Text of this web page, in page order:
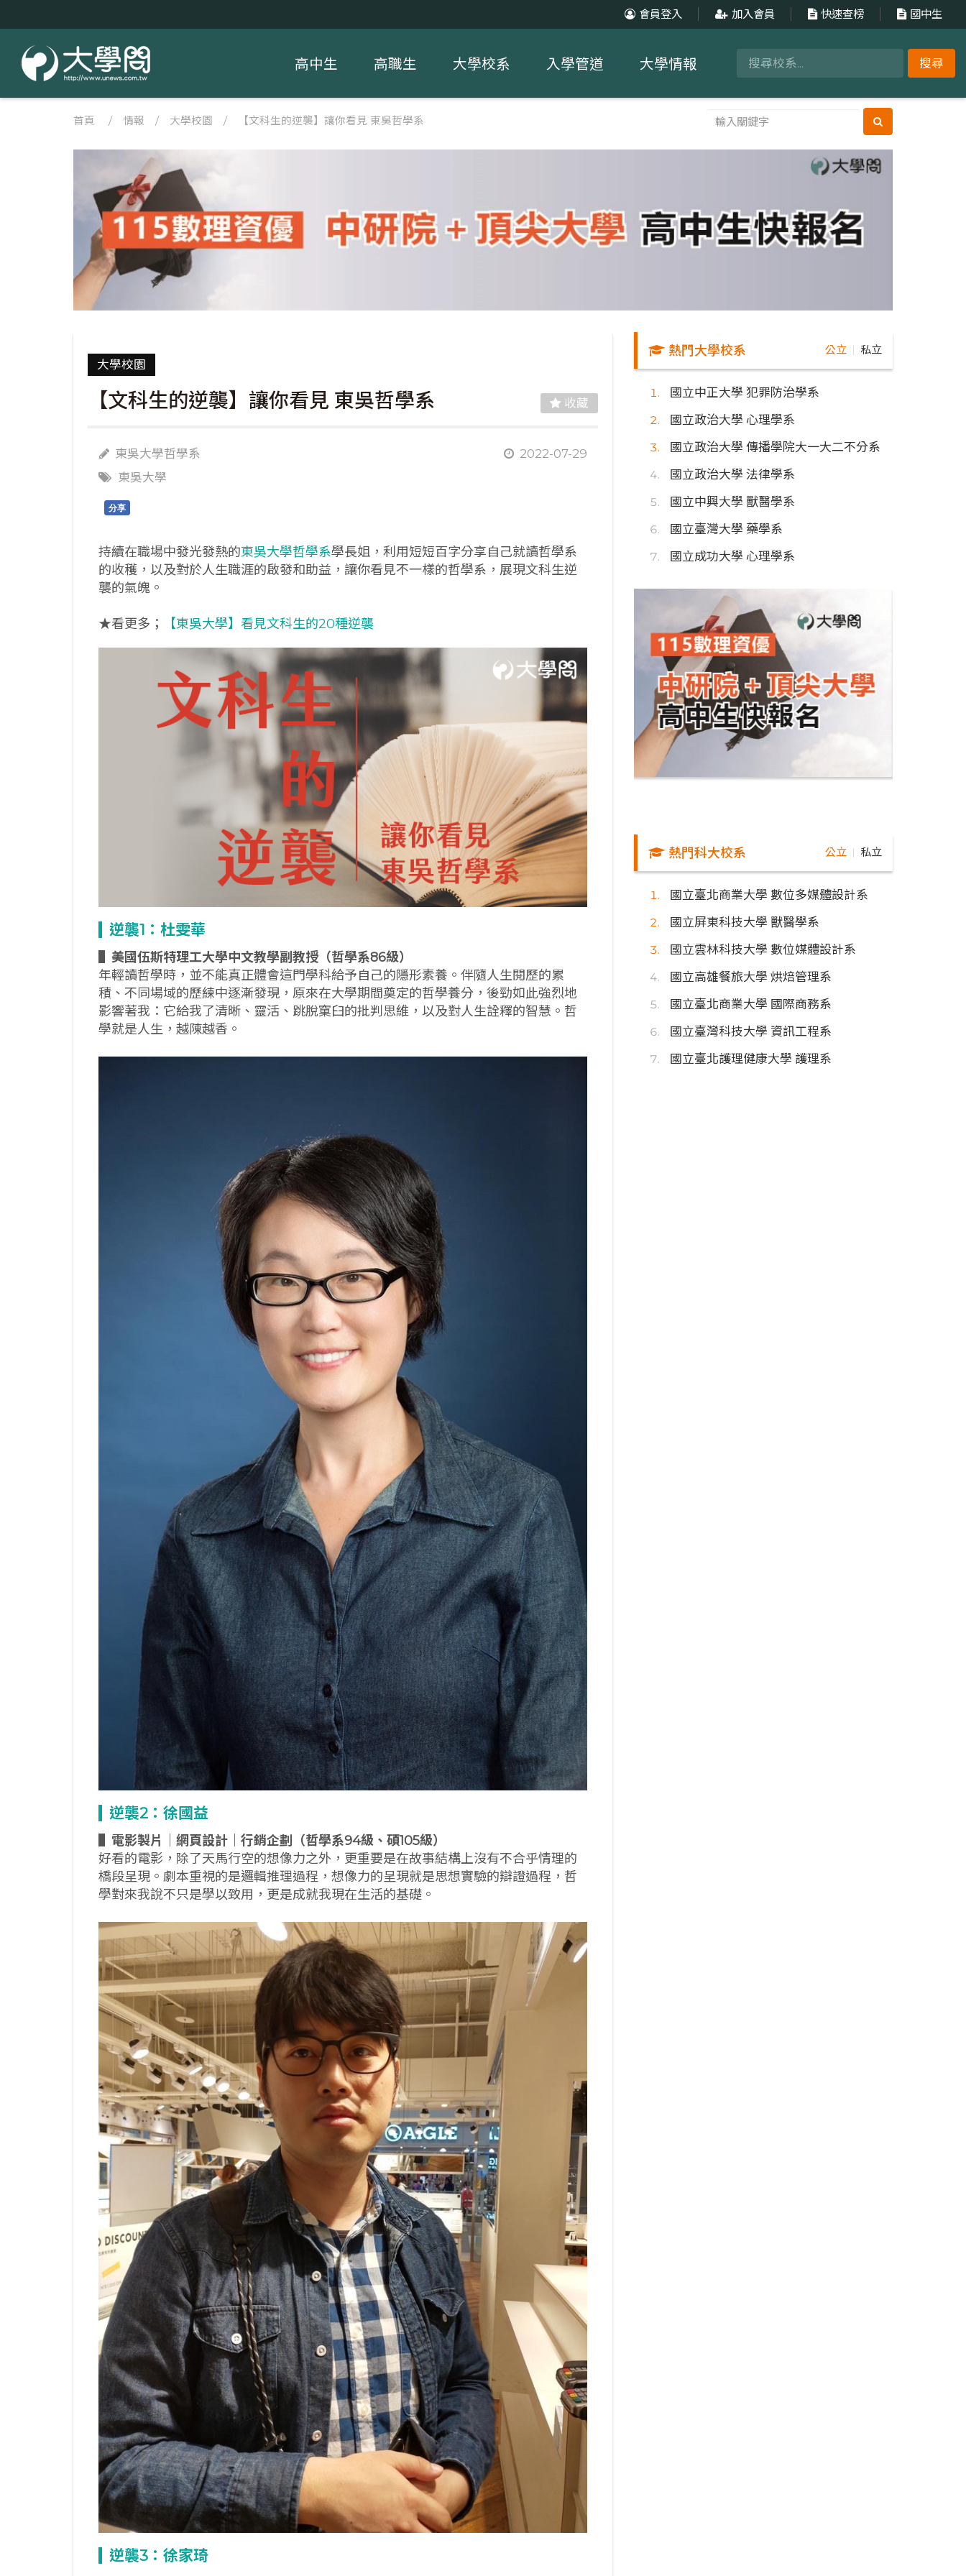
會員登入 加入會員 快速查榜 國中生
搜尋
高中生 高職生 大學校系 入學管道 大學情報
首頁 / 情報 / 大學校園 / 【文科生的逆襲】讓你看見 東吳哲學系
大學校園
【文科生的逆襲】讓你看見 東吳哲學系 收藏
東吳大學哲學系
2022-07-29
東吳大學
分享
持續在職場中發光發熱的東吳大學哲學系學長姐，利用短短百字分享自己就讀哲學系
的收穫，以及對於人生職涯的啟發和助益，讓你看見不一樣的哲學系，展現文科生逆
襲的氣魄。
★看更多； 【東吳大學】看見文科生的20種逆襲
逆襲1 ：杜雯華
美國伍斯特理工大學中文教學副教授（哲學系86級）
年輕讀哲學時，並不能真正體會這門學科給予自己的隱形素養。伴隨人生閱歷的累
積、不同場域的歷練中逐漸發現，原來在大學期間奠定的哲學養分，後勁如此強烈地
影響著我：它給我了清晰、靈活、跳脫窠臼的批判思維，以及對人生詮釋的智慧。哲
學就是人生，越陳越香。
逆襲2 ：徐國益
電影製片｜網頁設計｜行銷企劃（哲學系94級、碩105級）
好看的電影，除了天馬行空的想像力之外，更重要是在故事結構上沒有不合乎情理的
橋段呈現。劇本重視的是邏輯推理過程，想像力的呈現就是思想實驗的辯證過程，哲
學對來我說不只是學以致用，更是成就我現在生活的基礎。
逆襲3 ：徐家琦
熱門大學校系 公立 私立
國立中正大學 犯罪防治學系
國立政治大學 心理學系
國立政治大學 傳播學院大一大二不分系
國立政治大學 法律學系
國立中興大學 獸醫學系
國立臺灣大學 藥學系
國立成功大學 心理學系
熱門科大校系 公立 私立
國立臺北商業大學 數位多媒體設計系
國立屏東科技大學 獸醫學系
國立雲林科技大學 數位媒體設計系
國立高雄餐旅大學 烘焙管理系
國立臺北商業大學 國際商務系
國立臺灣科技大學 資訊工程系
國立臺北護理健康大學 護理系